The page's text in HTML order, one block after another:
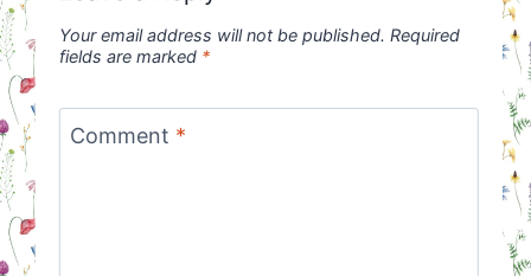
Your email address will not be published. Required
fields are marked *
Comment *